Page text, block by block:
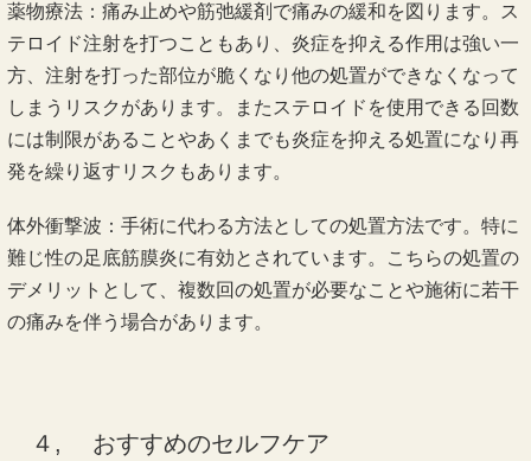
薬物療法：痛み止めや筋弛緩剤で痛みの緩和を図ります。ス
テロイド注射を打つこともあり、炎症を抑える作用は強い一
方、注射を打った部位が脆くなり他の処置ができなくなって
しまうリスクがあります。またステロイドを使用できる回数
には制限があることやあくまでも炎症を抑える処置になり再
発を繰り返すリスクもあります。
体外衝撃波：手術に代わる方法としての処置方法です。特に
難じ性の足底筋膜炎に有効とされています。こちらの処置の
デメリットとして、複数回の処置が必要なことや施術に若干
の痛みを伴う場合があります。
４, おすすめのセルフケア